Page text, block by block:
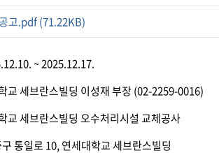
고.pdf (71.22KB)
~ 2025.12.17.
교 세브란스빌딩 이성재 부장 (02-2259-0016)
교 세브란스빌딩 오수처리시설 교체공사
통일로 10, 연세대학교 세브란스빌딩